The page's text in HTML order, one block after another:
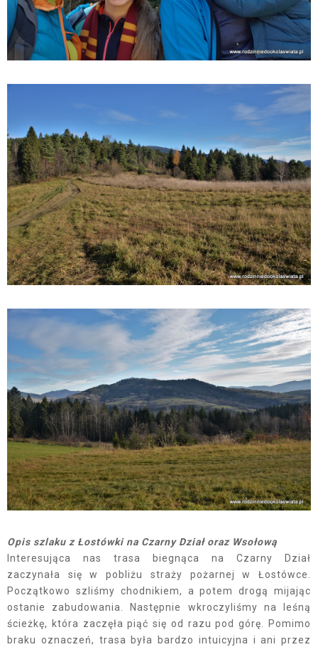
Opis szlaku z Łostówki na Czarny Dział oraz Wsołową
Interesująca nas trasa biegnąca na Czarny Dział
zaczynała się w pobliżu straży pożarnej w Łostówce.
Początkowo szliśmy chodnikiem, a potem drogą mijając
ostanie zabudowania. Następnie wkroczyliśmy na leśną
ścieżkę, która zaczęła piąć się od razu pod górę. Pomimo
braku oznaczeń, trasa była bardzo intuicyjna i ani przez